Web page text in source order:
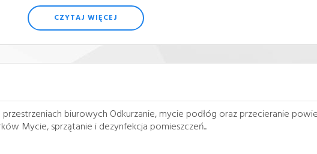
CZYTAJ WIĘCEJ
biurowych Odkurzanie, mycie podłóg oraz przecieranie
Mycie, sprzątanie i dezynfekcja pomieszczeń...